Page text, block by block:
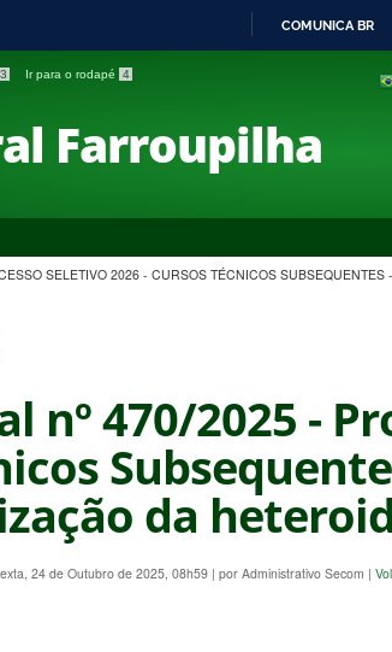
PARA
COMUNICA BR
3 Ir para o rodapé 4
Farroupilha
SELETIVO 2026 - CURSOS TÉCNICOS
nº 470/2025 -
da
24 de Outubro de 2025, 08h59 | por Administrativo Secom |